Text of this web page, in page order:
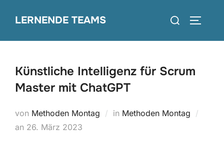
InhaltLERNENDE TEAMS
Suchen
Künstliche Intelligenz für Scrum
Master mit ChatGPT
von Methoden Montag in Methoden Montag
an Veröffentlicht
26. März 2023